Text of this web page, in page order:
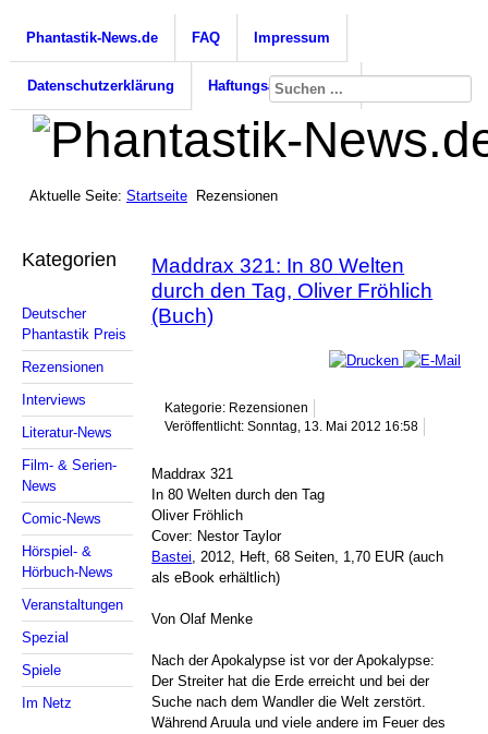
Phantastik-News.de FAQ Impressum
Datenschutzerklärung Haftungsausschluss
Aktuelle Seite: Startseite Rezensionen
Kategorien
Deutscher
Phantastik Preis
Rezensionen
Interviews
Literatur-News
Film- & Serien-
News
Comic-News
Hörspiel- &
Hörbuch-News
Veranstaltungen
Spezial
Spiele
Im Netz
Maddrax 321: In 80 Welten
durch den Tag, Oliver Fröhlich
(Buch)
Kategorie: Rezensionen
Veröffentlicht: Sonntag, 13. Mai 2012 16:58
Maddrax 321
In 80 Welten durch den Tag
Oliver Fröhlich
Cover: Nestor Taylor
Bastei , 2012, Heft, 68 Seiten, 1,70 EUR (auch
als eBook erhältlich)
Von Olaf Menke
Nach der Apokalypse ist vor der Apokalypse:
Der Streiter hat die Erde erreicht und bei der
Suche nach dem Wandler die Welt zerstört.
Während Aruula und viele andere im Feuer des